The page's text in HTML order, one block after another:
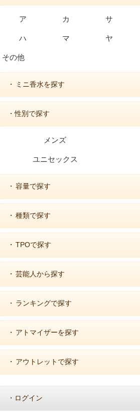
ア カ サ
ハ マ ヤ
その他
・ ミニ香水を探す
・性別で探す
メンズ
ユニセックス
・ 容量で探す
・ 種類で探す
・ TPOで探す
・ 芸能人から探す
・ ランキングで探す
・ アトマイザーを探す
・ アウトレットで探す
・ ログイン